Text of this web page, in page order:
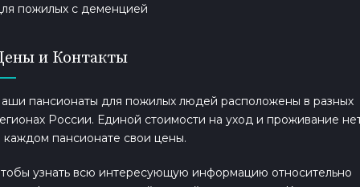
пожилых с деменцией
и Контакты
пансионаты для пожилых людей расположены в разных
России. Единой стоимости на уход и проживание
каждом пансионате свои цены.
узнать всю интересующую информацию относительно